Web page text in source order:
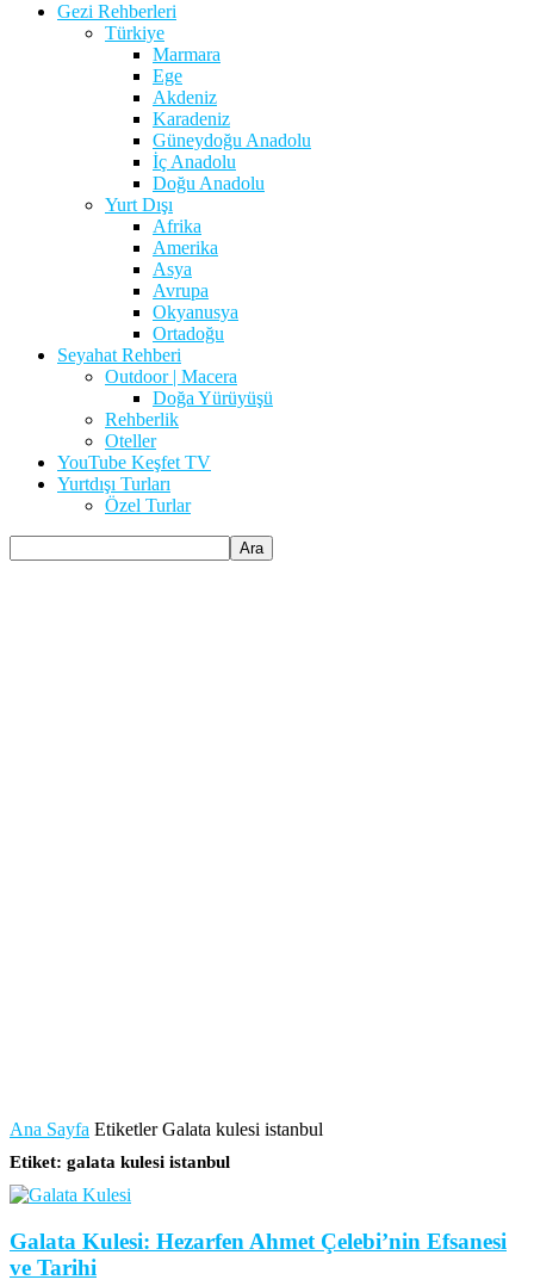
Gezi Rehberleri
Türkiye
Marmara
Ege
Akdeniz
Karadeniz
Güneydoğu Anadolu
İç Anadolu
Doğu Anadolu
Yurt Dışı
Afrika
Amerika
Asya
Avrupa
Okyanusya
Ortadoğu
Seyahat Rehberi
Outdoor | Macera
Doğa Yürüyüşü
Rehberlik
Oteller
YouTube Keşfet TV
Yurtdışı Turları
Özel Turlar
Ana Sayfa Etiketler Galata kulesi istanbul
Etiket: galata kulesi istanbul
Galata Kulesi: Hezarfen Ahmet Çelebi’nin Efsanesi
ve Tarihi